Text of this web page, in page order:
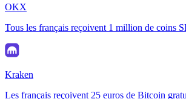
OKX
Tous les français reçoivent 1 million de coins
Kraken
Les français reçoivent 25 euros de Bitcoin